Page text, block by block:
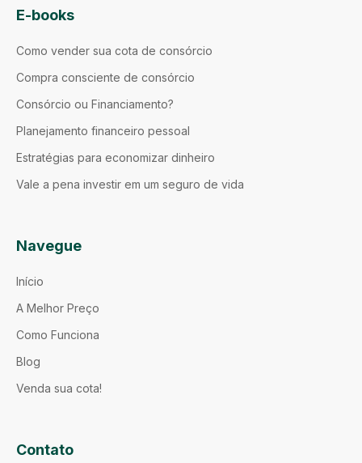
E-books
Como vender sua cota de consórcio
Compra consciente de consórcio
Consórcio ou Financiamento?
Planejamento financeiro pessoal
Estratégias para economizar dinheiro
Vale a pena investir em um seguro de vida
Navegue
Início
A Melhor Preço
Como Funciona
Blog
Venda sua cota!
Contato